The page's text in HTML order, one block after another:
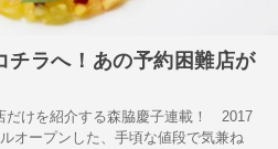
チラへ！あの予約困難店が
だけを紹介する森脇慶子連載！ 2017
オープンした、手頃な値段で気兼ね